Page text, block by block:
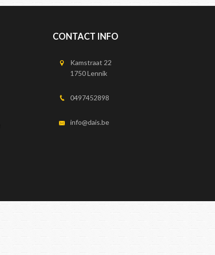
CONTACT INFO
Kamstraat 22
1750 Lennik
0497452898
info@dais.be